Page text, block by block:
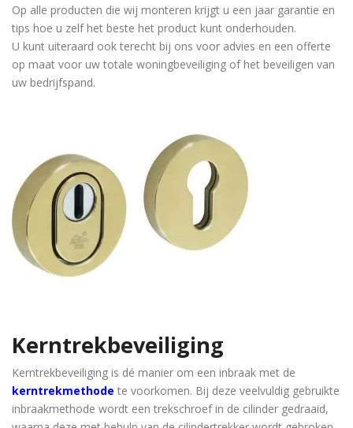
Op alle producten die wij monteren krijgt u een jaar garantie en
tips hoe u zelf het beste het product kunt onderhouden.
U kunt uiteraard ook terecht bij ons voor advies en een offerte
op maat voor uw totale woningbeveiliging of het beveiligen van
uw bedrijfspand.
Kerntrekbeveiliging
Kerntrekbeveiliging is dé manier om een inbraak met de
kerntrekmethode te voorkomen. Bij deze veelvuldig gebruikte
inbraakmethode wordt een trekschroef in de cilinder gedraaid,